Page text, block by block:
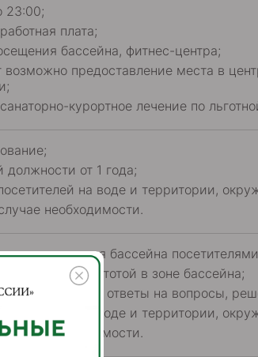
23:00;
плата;
бассейна, фитнес-центра;
предоставление места в
курортное лечение по
от 1 года;
на воде и территории,
необходимости.
посещения бассейна
и чистотой в зоне бассейна;
консультации, ответы на вопросы,
на воде и территории,
необходимости.